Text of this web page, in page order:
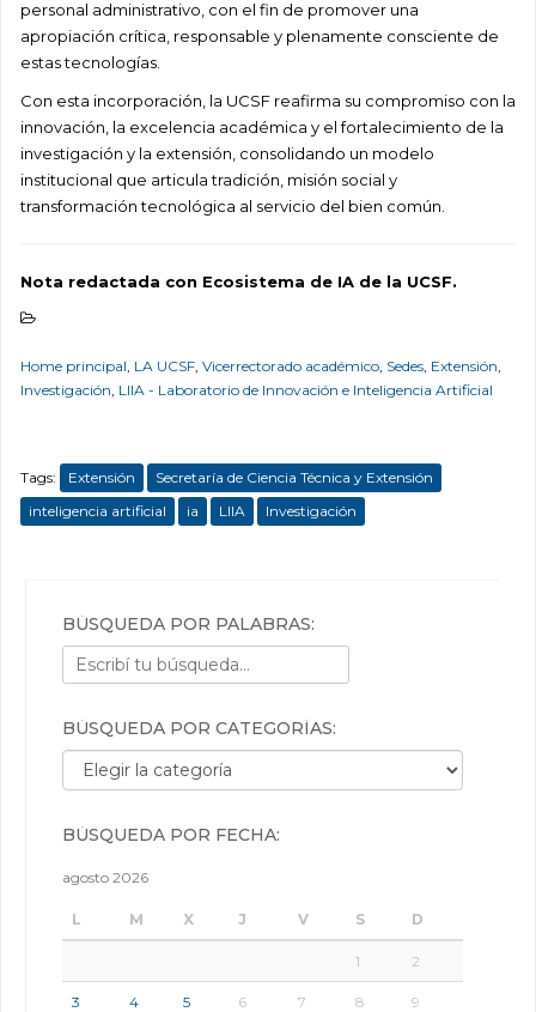
personal administrativo, con el fin de promover una
apropiación crítica, responsable y plenamente consciente de
estas tecnologías.
Con esta incorporación, la UCSF reafirma su compromiso con la
innovación, la excelencia académica y el fortalecimiento de la
investigación y la extensión, consolidando un modelo
institucional que articula tradición, misión social y
transformación tecnológica al servicio del bien común.
Nota redactada con Ecosistema de IA de la UCSF.
Home principal LA UCSF Vicerrectorado académico Sedes Extensión
Investigación LIIA - Laboratorio de Innovación e Inteligencia Artificial
Tags: Extensión
Secretaría de Ciencia Técnica y Extensión
inteligencia artificial
ia LIIA Investigación
BÚSQUEDA POR PALABRAS:
BÚSQUEDA POR CATEGORÍAS:
Búsqueda por categorías:
BÚSQUEDA POR FECHA:
agosto 2026
L M X J V S D
1 2
3 4 5 6 7 8 9